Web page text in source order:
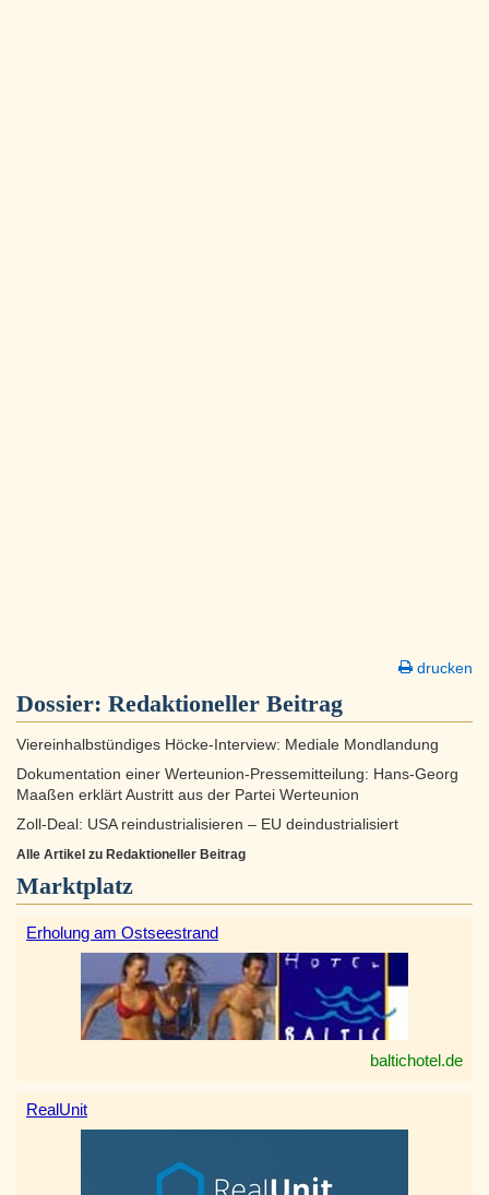
drucken
Dossier: Redaktioneller Beitrag
Viereinhalbstündiges Höcke-Interview: Mediale Mondlandung
Dokumentation einer Werteunion-Pressemitteilung: Hans-Georg
Maaßen erklärt Austritt aus der Partei Werteunion
Zoll-Deal: USA reindustrialisieren – EU deindustrialisiert
Alle Artikel zu Redaktioneller Beitrag
Marktplatz
Erholung am Ostseestrand
baltichotel.de
RealUnit